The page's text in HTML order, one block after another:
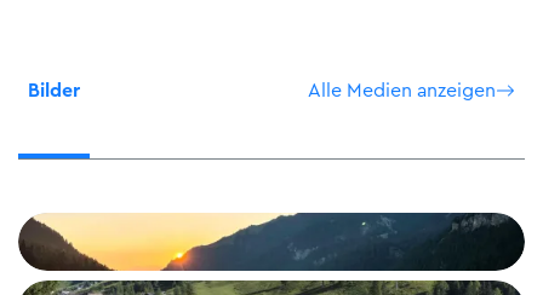
Bilder Alle Medien anzeigen